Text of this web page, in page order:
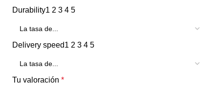
Durability1 2 3 4 5
Delivery speed1 2 3 4 5
Tu valoración *